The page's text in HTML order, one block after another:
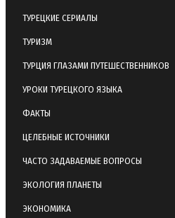
ТУРЕЦКИЕ СЕРИАЛЫ
ТУРИЗМ
ТУРЦИЯ ГЛАЗАМИ ПУТЕШЕСТВЕННИКОВ
УРОКИ ТУРЕЦКОГО ЯЗЫКА
ФАКТЫ
ЦЕЛЕБНЫЕ ИСТОЧНИКИ
ЧАСТО ЗАДАВАЕМЫЕ ВОПРОСЫ
ЭКОЛОГИЯ ПЛАНЕТЫ
ЭКОНОМИКА